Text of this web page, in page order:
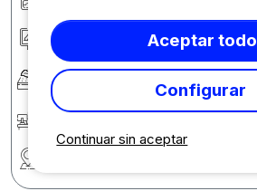
Alojamiento/Parcela
Confort
Recepción
Continuar sin aceptar
Aceptar todo
Configurar